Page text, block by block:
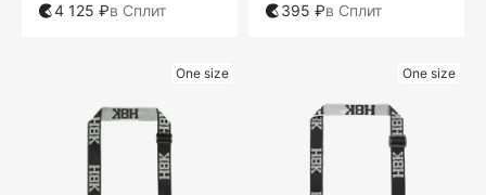
4 125 ₽в Сплит
395 ₽в Сплит
One size One size